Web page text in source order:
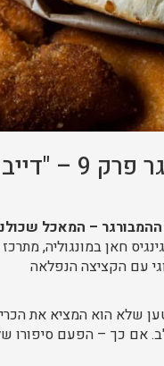
הזקן"
– המאכל
עם הקציצה הנפלאה
שלא הוא המציא את
אם כך – הפעם סיפורו